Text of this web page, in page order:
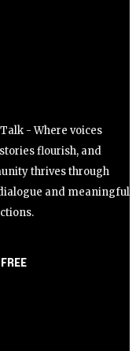
- Where voices
flourish, and
thrives through
and meaningful